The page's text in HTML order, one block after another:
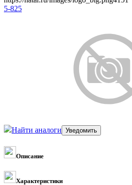
5-825
Найти аналоги
Описание
Характеристики